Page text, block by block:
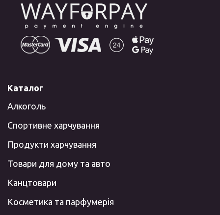
Каталог
Алкоголь
Спортивне харчування
Продукти харчування
Товари для дому та авто
Канцтовари
Косметика та парфумерія